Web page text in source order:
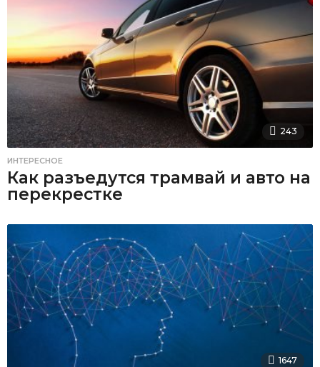
243
ИНТЕРЕСНОЕ
Как разъедутся трамвай и авто на
перекрестке
1647